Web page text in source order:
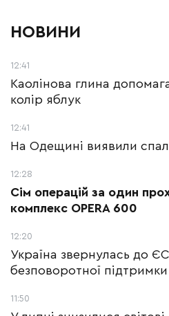
НОВИНИ
12:41
Каолінова глина
колір яблук
12:41
На Одещині виявили
12:28
Сім операцій за один
комплекс OPERA 600
12:20
Україна звернулась до
безповоротної підтримки
11:50